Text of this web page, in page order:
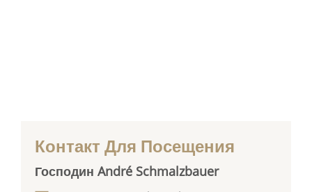
Контакт Для Посещения
Господин André Schmalzbauer